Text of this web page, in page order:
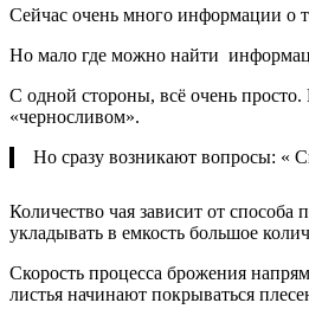
Сейчас очень много информации о
Но мало где можно найти
С одной стороны, всё очень
«черносливом».
Но сразу возникают вопросы: «
Количество чая зависит от способа
укладывать в емкость большое
Скорость процесса брожения
листья начинают покрываться